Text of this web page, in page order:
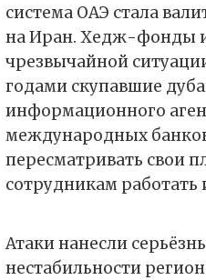
система ОАЭ стала
на Иран. Хедж-фонды и
чрезвычайной
годами скупавшие
информационного
международных
пересматривать свои
сотрудникам работать
Атаки нанесли
нестабильности